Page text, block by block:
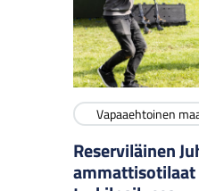
Vapaaehtoinen
Reserviläinen
ammattisotilaat